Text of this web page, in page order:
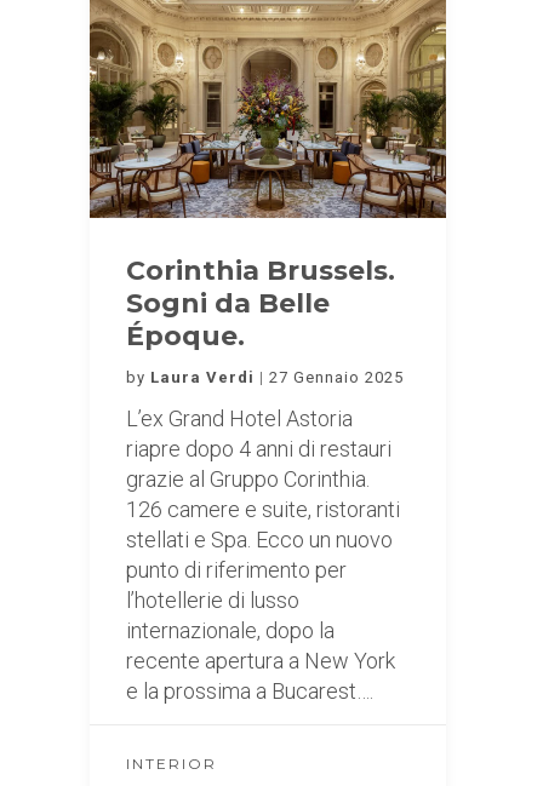
Corinthia Brussels.
Sogni da Belle
Époque.
by Laura Verdi 27 Gennaio 2025
L’ex Grand Hotel Astoria
riapre dopo 4 anni di restauri
grazie al Gruppo Corinthia.
126 camere e suite, ristoranti
stellati e Spa. Ecco un nuovo
punto di riferimento per
l’hotellerie di lusso
internazionale, dopo la
recente apertura a New York
e la prossima a Bucarest….
INTERIOR